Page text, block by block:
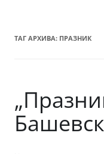
ТАГ АРХИВА: ПРАЗНИК